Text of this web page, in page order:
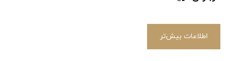
اطلاعات بیش‌تر